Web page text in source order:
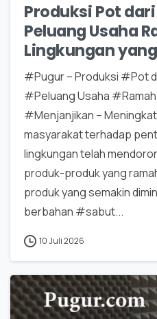
Produksi Pot
Peluang Usaha
Lingkungan
#Pugur – Produksi #Pot
#Peluang Usaha
#Menjanjikan –
masyarakat terhadap
lingkungan telah
produk-produk yang
produk yang semakin
berbahan #sabut...
10 Juli 2026